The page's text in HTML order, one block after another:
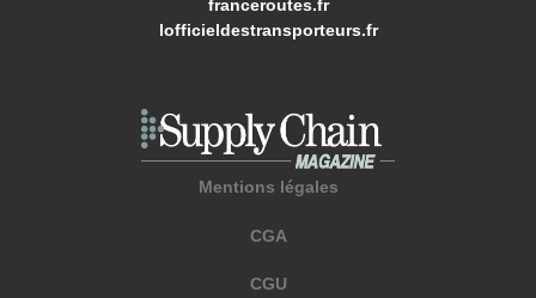
franceroutes.fr
lofficieldestransporteurs.fr
Mentions légales
CGA
CGU